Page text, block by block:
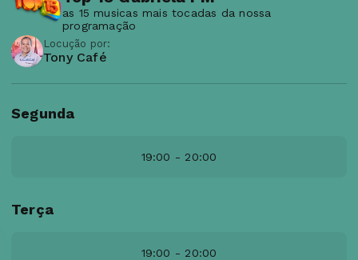
as 15 musicas mais tocadas da nossa
programação
Locução por:
Tony Café
Segunda
19:00 - 20:00
Terça
19:00 - 20:00